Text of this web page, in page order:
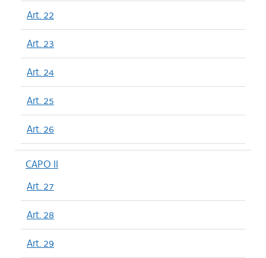
Art. 22
Art. 23
Art. 24
Art. 25
Art. 26
CAPO II
Art. 27
Art. 28
Art. 29